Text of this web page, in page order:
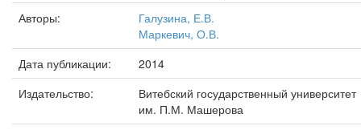
Авторы:
Галузина, Е.В.
Маркевич, О.В.
Дата публикации:
2014
Издательство:
Витебский государственный университет
им. П.М. Машерова